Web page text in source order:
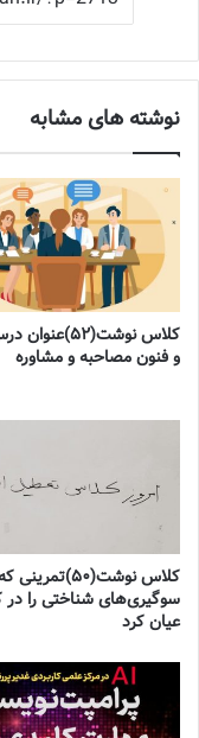
نوشته های مشابه
کلاس
و فنون مصاحبه و مشاوره
کلاس نوشت(۵۰)تمرینی
سوگیری‌های شناختی را
عیان کرد